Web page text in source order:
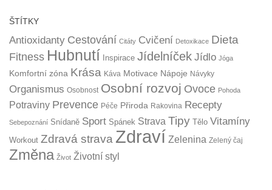
ŠTÍTKY
Antioxidanty Cestování Citáty Cvičení Detoxikace Dieta
Fitness Hubnutí Inspirace Jídelníček Jídlo Jóga
Komfortní zóna Krása Káva Motivace Nápoje Návyky
Organismus Osobnost Osobní rozvoj Ovoce Pohoda
Potraviny Prevence Péče Přiroda Rakovina Recepty
Sebepoznání Snídaně Sport Spánek Strava Tipy Tělo Vitamíny
Workout Zdravá strava Zdraví Zelenina Zelený čaj
Změna Život Životní styl